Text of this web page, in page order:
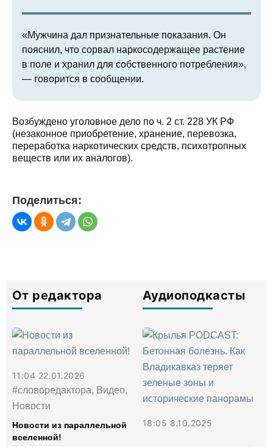
«Мужчина дал признательные показания. Он
пояснил, что сорвал наркосодержащее растение
в поле и хранил для собственного потребления»,
— говорится в сообщении.
Возбуждено уголовное дело по ч. 2 ст. 228 УК РФ
(незаконное приобретение, хранение, перевозка,
переработка наркотических средств, психотропных
веществ или их аналогов).
Поделиться:
От редактора
11:04 22.01.2026
#словоредактора, Видео,
Новости
Новости из параллельной
вселенной!
Аудиоподкасты
18:05 8.10.2025